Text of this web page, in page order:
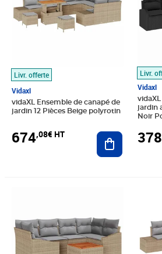
Livr. offerte
Vidaxl
vidaXL Ensemble de canapé de
jardin 12 Pièces Beige polyrotin
674,08€ HT Ajouter au
Livr.
Vidaxl
jardin
Noir
378